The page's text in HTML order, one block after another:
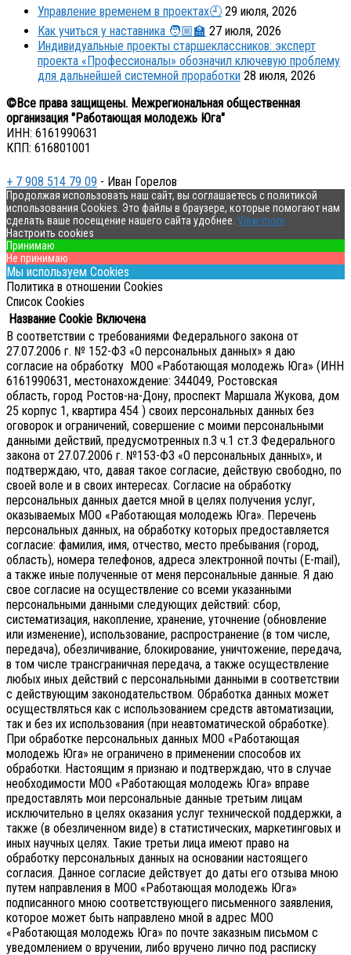
Управление временем в проектах🕘 29 июля, 2026
Как учиться у наставника 🧑🏼‍🏫 27 июля, 2026
Индивидуальные проекты старшеклассников: эксперт
проекта «Профессионалы» обозначил ключевую проблему
для дальнейшей системной проработки 28 июля, 2026
©Все права защищены. Межрегиональная общественная
организация "Работающая молодежь Юга"
ИНН: 6161990631
КПП: 616801001
+ 7 908 514 79 09 - Иван Горелов
Продолжая использовать наш сайт, вы соглашаетесь с политикой
использования Cookies. Это файлы в браузере, которые помогают нам
сделать ваше посещение нашего сайта удобнее. View more
Настроить cookies
Принимаю
Не принимаю
Мы используем Cookies
Политика в отношении Cookies
Список Cookies
Название Cookie Включена
В соответствии с требованиями Федерального закона от
27.07.2006 г. № 152-ФЗ «О персональных данных» я даю
согласие на обработку МОО «Работающая молодежь Юга» (ИНН
6161990631, местонахождение: 344049, Ростовская
область, город Ростов-на-Дону, проспект Маршала Жукова, дом
25 корпус 1, квартира 454 ) своих персональных данных без
оговорок и ограничений, совершение с моими персональными
данными действий, предусмотренных п.3 ч.1 ст.3 Федерального
закона от 27.07.2006 г. №153-ФЗ «О персональных данных», и
подтверждаю, что, давая такое согласие, действую свободно, по
своей воле и в своих интересах. Согласие на обработку
персональных данных дается мной в целях получения услуг,
оказываемых МОО «Работающая молодежь Юга». Перечень
персональных данных, на обработку которых предоставляется
согласие: фамилия, имя, отчество, место пребывания (город,
область), номера телефонов, адреса электронной почты (E-mail),
а также иные полученные от меня персональные данные. Я даю
свое согласие на осуществление со всеми указанными
персональными данными следующих действий: сбор,
систематизация, накопление, хранение, уточнение (обновление
или изменение), использование, распространение (в том числе,
передача), обезличивание, блокирование, уничтожение, передача,
в том числе трансграничная передача, а также осуществление
любых иных действий с персональными данными в соответствии
с действующим законодательством. Обработка данных может
осуществляться как с использованием средств автоматизации,
так и без их использования (при неавтоматической обработке).
При обработке персональных данных МОО «Работающая
молодежь Юга» не ограничено в применении способов их
обработки. Настоящим я признаю и подтверждаю, что в случае
необходимости МОО «Работающая молодежь Юга» вправе
предоставлять мои персональные данные третьим лицам
исключительно в целях оказания услуг технической поддержки, а
также (в обезличенном виде) в статистических, маркетинговых и
иных научных целях. Такие третьи лица имеют право на
обработку персональных данных на основании настоящего
согласия. Данное согласие действует до даты его отзыва мною
путем направления в МОО «Работающая молодежь Юга»
подписанного мною соответствующего письменного заявления,
которое может быть направлено мной в адрес МОО
«Работающая молодежь Юга» по почте заказным письмом с
уведомлением о вручении, либо вручено лично под расписку